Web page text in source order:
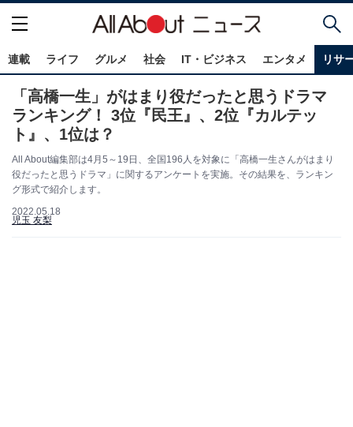
連載 ライフ グルメ 社会 IT・ビジネス エンタメ リサ
「高橋一生」がはまり役だったと思うドラマ
ランキング！ 3位『民王』、2位『カルテッ
ト』、1位は？
All About編集部は4月5～19日、全国196人を対象に「高橋一生さんがはまり
役だったと思うドラマ」に関するアンケートを実施。その結果を、ランキン
グ形式で紹介します。
2022.05.18
児玉 友梨